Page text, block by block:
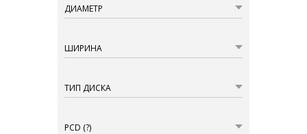
ДИАМЕТР
ШИРИНА
ТИП ДИСКА
PCD (?)